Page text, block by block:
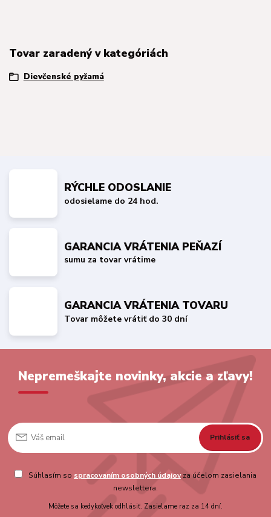
Tovar zaradený v kategóriách
Dievčenské pyžamá
RÝCHLE ODOSLANIE
odosielame do 24 hod.
GARANCIA VRÁTENIA PEŇAZÍ
sumu za tovar vrátime
GARANCIA VRÁTENIA TOVARU
Tovar môžete vrátiť do 30 dní
Nepremeškajte novinky, akcie a zľavy!
Prihlásiť sa
Súhlasím so spracovaním osobných údajovza účelom zasielania
newslettera.
Môžete sa kedykoľvek odhlásiť. Zasielame raz za 14 dní.